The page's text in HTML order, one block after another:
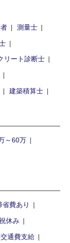
測量士
リート診断士
建築積算士
～60万
省費あり
休み
交通費支給